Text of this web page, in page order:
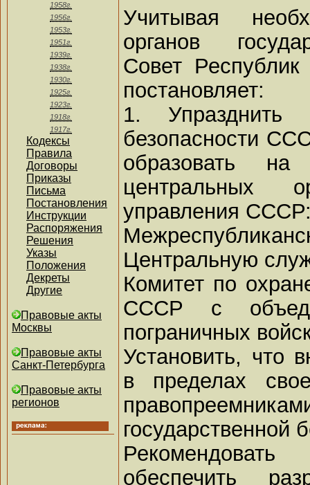
1958г.
1956г.
1953г.
1951г.
1939г.
1938г.
1930г.
1925г.
1923г.
1918г.
1917г.
Кодексы
Правила
Договоры
Приказы
Письма
Постановления
Инструкции
Распоряжения
Решения
Указы
Положения
Декреты
Другие
Правовые акты
Москвы
Правовые акты
Санкт-Петербурга
Правовые акты
регионов
Учитывая
органов
Совет
постановляет:
1. Упразднить
безопасности
образовать
центральных
управления
Центральную
Комитет по
СССР с
пограничных
Установить, что
в пределах
государственной
обеспечить